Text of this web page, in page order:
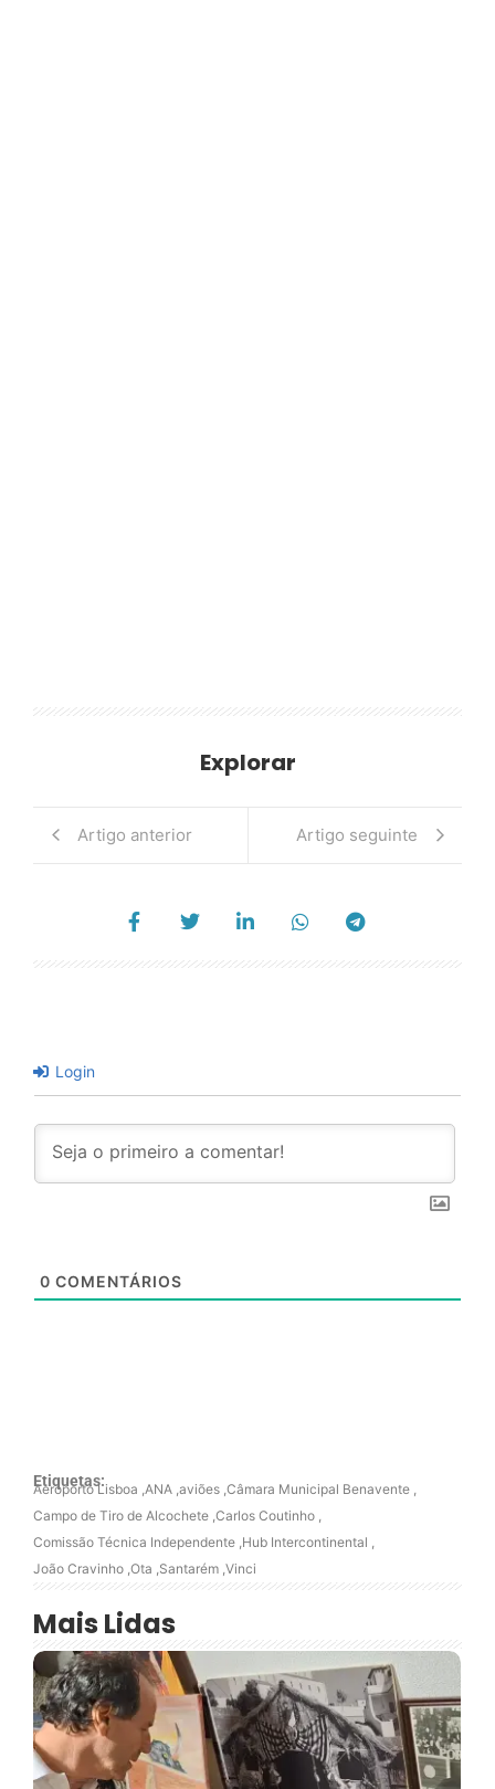
Explorar
Artigo anterior Artigo seguinte
Login
0 COMENTÁRIOS
Etiquetas:
Aeroporto Lisboa ANA aviões Câmara Municipal Benavente
Campo de Tiro de Alcochete Carlos Coutinho
Comissão Técnica Independente Hub Intercontinental
João Cravinho Ota Santarém Vinci
Mais Lidas